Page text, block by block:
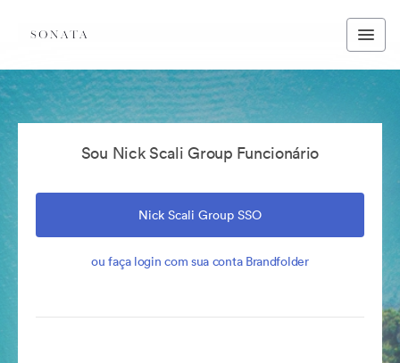
Sou Nick Scali Group Funcionário
Nick Scali Group SSO
ou faça login com sua conta Brandfolder